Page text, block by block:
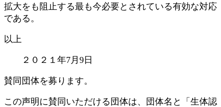
拡大をも阻止する最も今必要とされている有効な対応
である。
以上
２０２１年7月9日
賛同団体を募ります。
この声明に賛同いただける団体は、団体名と「生体認